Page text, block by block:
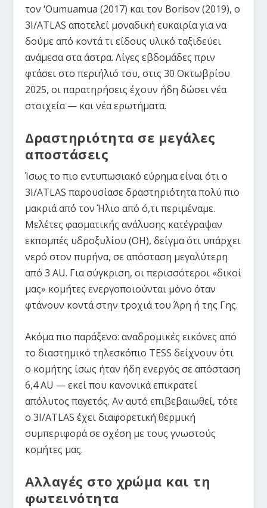
τον ‘Oumuamua (2017) και τον Borisov (2019), ο
3I/ATLAS αποτελεί μοναδική ευκαιρία για να
δούμε από κοντά τι είδους υλικό ταξιδεύει
ανάμεσα στα άστρα. Λίγες εβδομάδες πριν
φτάσει στο περιήλιό του, στις 30 Οκτωβρίου
2025, οι παρατηρήσεις έχουν ήδη δώσει νέα
στοιχεία — και νέα ερωτήματα.
Δραστηριότητα σε μεγάλες
αποστάσεις
Ίσως το πιο εντυπωσιακό εύρημα είναι ότι ο
3I/ATLAS παρουσίασε δραστηριότητα πολύ πιο
μακριά από τον Ήλιο από ό,τι περιμέναμε.
Μελέτες φασματικής ανάλυσης κατέγραψαν
εκπομπές υδροξυλίου (OH), δείγμα ότι υπάρχει
νερό στον πυρήνα, σε απόσταση μεγαλύτερη
από 3 AU. Για σύγκριση, οι περισσότεροι «δικοί
μας» κομήτες ενεργοποιούνται μόνο όταν
φτάνουν κοντά στην τροχιά του Άρη ή της Γης.
Ακόμα πιο παράξενο: αναδρομικές εικόνες από
το διαστημικό τηλεσκόπιο TESS δείχνουν ότι
ο κομήτης ίσως ήταν ήδη ενεργός σε απόσταση
6,4 AU — εκεί που κανονικά επικρατεί
απόλυτος παγετός. Αν αυτό επιβεβαιωθεί, τότε
ο 3I/ATLAS έχει διαφορετική θερμική
συμπεριφορά σε σχέση με τους γνωστούς
κομήτες μας.
Αλλαγές στο χρώμα και τη
φωτεινότητα